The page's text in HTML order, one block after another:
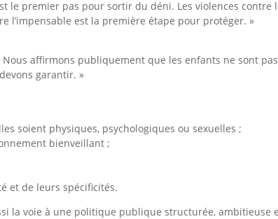
le premier pas pour sortir du déni. Les violences
l’impensable est la première étape pour protéger. »
affirmons publiquement que les enfants ne sont
garantir. »
soient physiques, psychologiques ou sexuelles ;
bienveillant ;
et de leurs spécificités.
la voie à une politique publique structurée, ambitieuse